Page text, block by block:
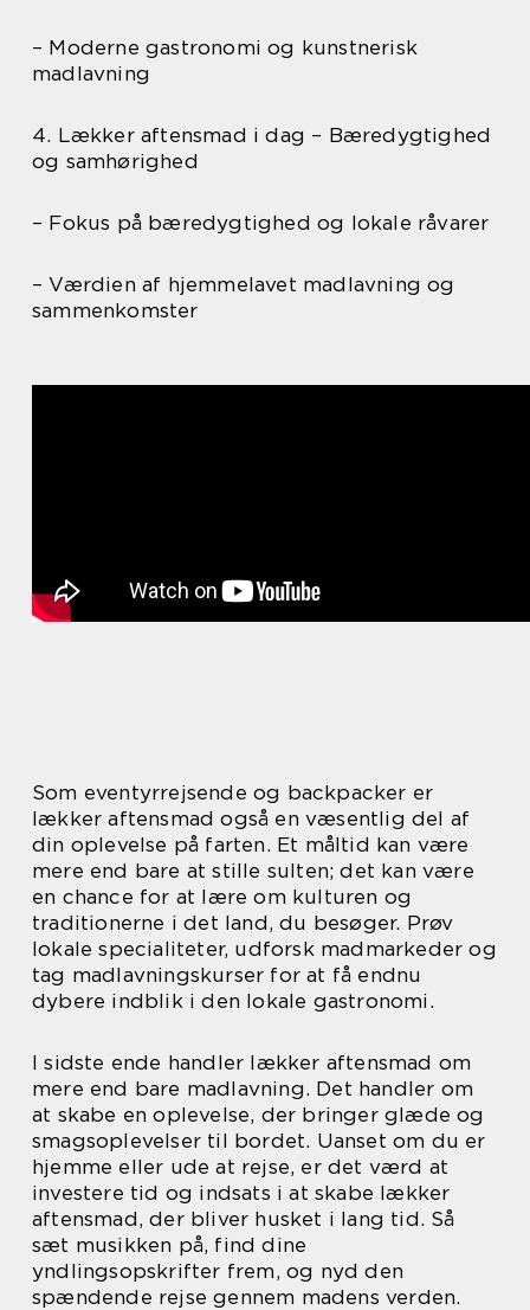
– Moderne gastronomi og kunstnerisk
madlavning
4. Lækker aftensmad i dag – Bæredygtighed
og samhørighed
– Fokus på bæredygtighed og lokale råvarer
– Værdien af hjemmelavet madlavning og
sammenkomster
Som eventyrrejsende og backpacker er
lækker aftensmad også en væsentlig del af
din oplevelse på farten. Et måltid kan være
mere end bare at stille sulten; det kan være
en chance for at lære om kulturen og
traditionerne i det land, du besøger. Prøv
lokale specialiteter, udforsk madmarkeder og
tag madlavningskurser for at få endnu
dybere indblik i den lokale gastronomi.
I sidste ende handler lækker aftensmad om
mere end bare madlavning. Det handler om
at skabe en oplevelse, der bringer glæde og
smagsoplevelser til bordet. Uanset om du er
hjemme eller ude at rejse, er det værd at
investere tid og indsats i at skabe lækker
aftensmad, der bliver husket i lang tid. Så
sæt musikken på, find dine
yndlingsopskrifter frem, og nyd den
spændende rejse gennem madens verden.